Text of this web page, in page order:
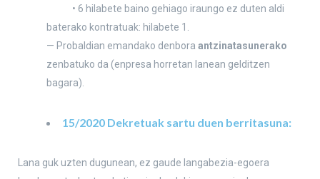
• 6 hilabete baino gehiago iraungo ez duten aldi
baterako kontratuak: hilabete 1.
— Probaldian emandako denbora antzinatasunerako
zenbatuko da (enpresa horretan lanean gelditzen
bagara).
15/2020 Dekretuak sartu duen berritasuna:
Lana guk uzten dugunean, ez gaude langabezia-egoera